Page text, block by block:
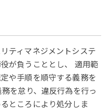
ティマネジメントシステ
が負うこととし、 適用範
や手順を順守する義務を
を怠り、違反行為を行っ
ところにより処分しま